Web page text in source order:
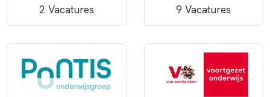
2 Vacatures
9 Vacatures